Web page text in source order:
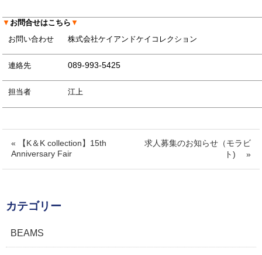
▼ お問合せはこちら ▼
お問い合わせ
株式会社ケイアンドケイコレクション
連絡先 089-993-5425
担当者 江上
« 【K＆K collection】15th
Anniversary Fair
求人募集のお知らせ（モラビ
ト) »
カテゴリー
BEAMS